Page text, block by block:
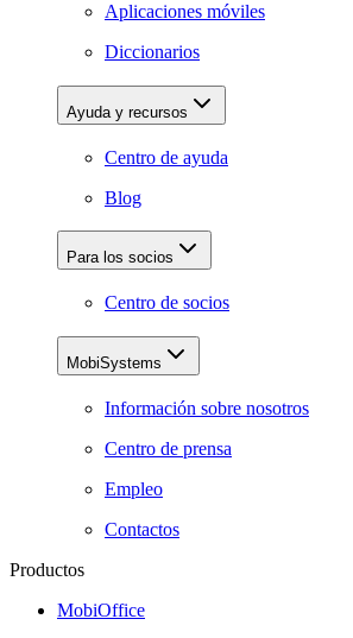
Aplicaciones móviles
Diccionarios
Ayuda y recursos
Centro de ayuda
Blog
Para los socios
Centro de socios
MobiSystems
Información sobre nosotros
Centro de prensa
Empleo
Contactos
Productos
MobiOffice